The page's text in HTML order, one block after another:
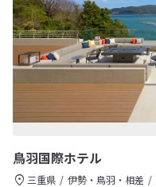
鳥羽国際ホテル
三重県 伊勢・鳥羽・相差